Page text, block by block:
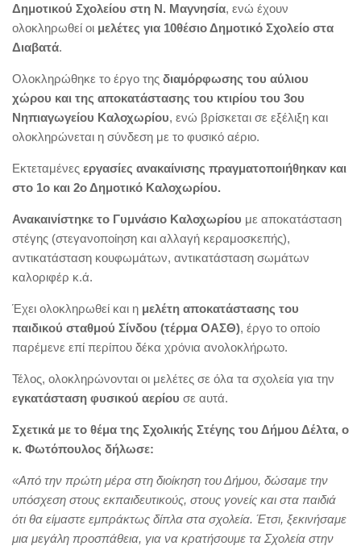
Δημοτικού Σχολείου στη Ν. Μαγνησία, ενώ έχουν
ολοκληρωθεί οι μελέτες για 10θέσιο Δημοτικό Σχολείο στα
Διαβατά.
Ολοκληρώθηκε το έργο της διαμόρφωσης του αύλιου
χώρου και της αποκατάστασης του κτιρίου του 3ου
Νηπιαγωγείου Καλοχωρίου, ενώ βρίσκεται σε εξέλιξη και
ολοκληρώνεται η σύνδεση με το φυσικό αέριο.
Εκτεταμένες εργασίες ανακαίνισης πραγματοποιήθηκαν και
στο 1ο και 2ο Δημοτικό Καλοχωρίου.
Ανακαινίστηκε το Γυμνάσιο Καλοχωρίου με αποκατάσταση
στέγης (στεγανοποίηση και αλλαγή κεραμοσκεπής),
αντικατάσταση κουφωμάτων, αντικατάσταση σωμάτων
καλοριφέρ κ.ά.
Έχει ολοκληρωθεί και η μελέτη αποκατάστασης του
παιδικού σταθμού Σίνδου (τέρμα ΟΑΣΘ), έργο το οποίο
παρέμενε επί περίπου δέκα χρόνια ανολοκλήρωτο.
Τέλος, ολοκληρώνονται οι μελέτες σε όλα τα σχολεία για την
εγκατάσταση φυσικού αερίου σε αυτά.
Σχετικά με το θέμα της Σχολικής Στέγης του Δήμου Δέλτα, ο
κ. Φωτόπουλος δήλωσε:
«Από την πρώτη μέρα στη διοίκηση του Δήμου, δώσαμε την
υπόσχεση στους εκπαιδευτικούς, στους γονείς και στα παιδιά
ότι θα είμαστε εμπράκτως δίπλα στα σχολεία. Έτσι, ξεκινήσαμε
μια μεγάλη προσπάθεια, για να κρατήσουμε τα Σχολεία στην